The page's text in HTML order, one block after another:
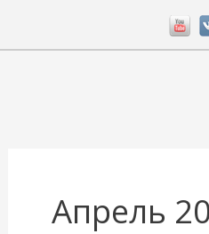
Апрель